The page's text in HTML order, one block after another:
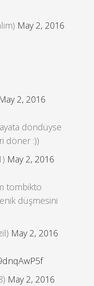
May 2, 2016
May 2, 2016
döndüyse
döner :))
May 2, 2016
tombikto
düşmesini
May 2, 2016
May 2, 2016